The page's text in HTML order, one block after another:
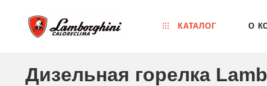
КАТАЛОГ О
Дизельная горелка